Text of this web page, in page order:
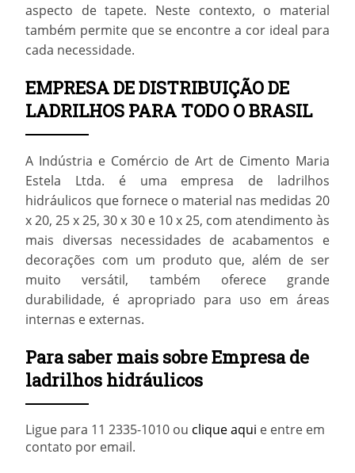
aspecto de tapete. Neste contexto, o material
também permite que se encontre a cor ideal para
cada necessidade.
EMPRESA DE DISTRIBUIÇÃO DE
LADRILHOS PARA TODO O BRASIL
A Indústria e Comércio de Art de Cimento Maria
Estela Ltda. é uma empresa de ladrilhos
hidráulicos que fornece o material nas medidas 20
x 20, 25 x 25, 30 x 30 e 10 x 25, com atendimento às
mais diversas necessidades de acabamentos e
decorações com um produto que, além de ser
muito versátil, também oferece grande
durabilidade, é apropriado para uso em áreas
internas e externas.
Para saber mais sobre Empresa de
ladrilhos hidráulicos
Ligue para 11 2335-1010 ou clique aqui e entre em
contato por email.